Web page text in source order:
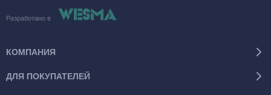
Разработано в
КОМПАНИЯ
ДЛЯ ПОКУПАТЕЛЕЙ